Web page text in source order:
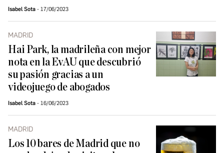
Isabel Sota 17/06/2023
MADRID
Hai Park, la madrileña con mejor
nota en la EvAU que descubrió
su pasión gracias a un
videojuego de abogados
Isabel Sota 16/06/2023
MADRID
Los 10 bares de Madrid que no